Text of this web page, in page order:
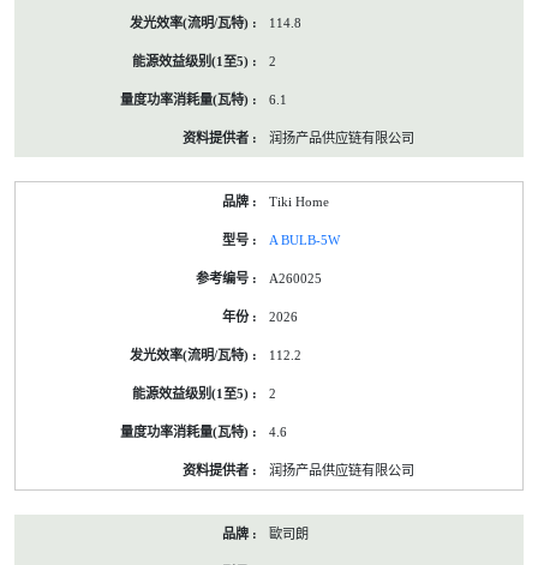
114.8
2
6.1
润扬产品供应链有限公司
Tiki Home
A BULB-5W
A260025
2026
112.2
2
4.6
润扬产品供应链有限公司
歐司朗